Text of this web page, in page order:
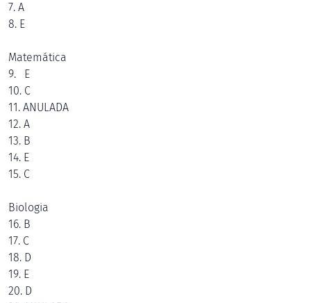
7. A
8. E
Matemática
9. E
10. C
11. ANULADA
12. A
13. B
14. E
15. C
Biologia
16. B
17. C
18. D
19. E
20. D